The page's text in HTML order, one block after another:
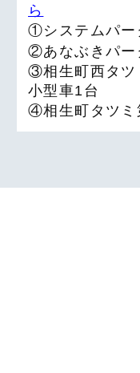
ら
①システムパー
②あなぶきパー
③相生町西タツ
小型車1台
④相生町タツミ